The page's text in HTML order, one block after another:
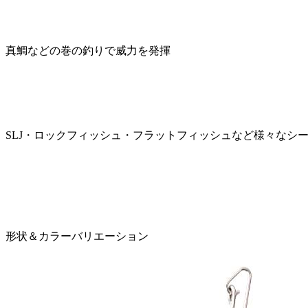
真鯛などの巻の釣りで威力を発揮
SLJ・ロックフィッシュ・フラットフィッシュなど様々なシ
形状＆カラーバリエーション